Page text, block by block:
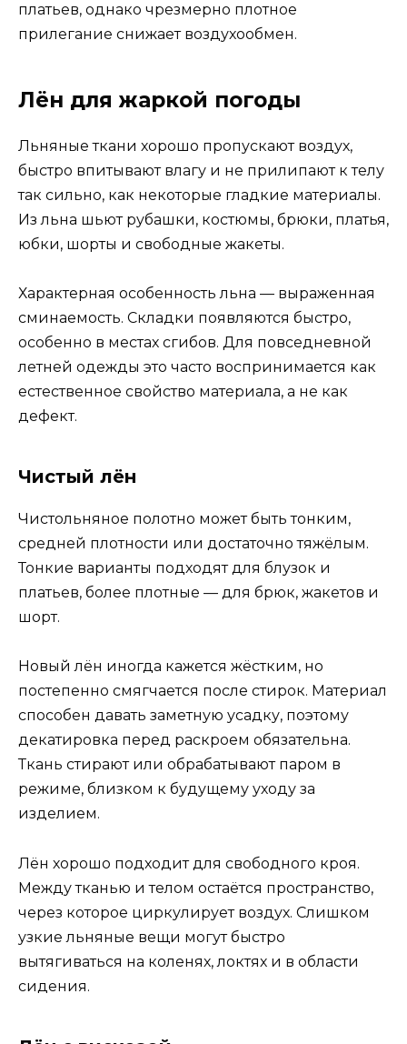
платьев, однако чрезмерно плотное
прилегание снижает воздухообмен.
Лён для жаркой погоды
Льняные ткани хорошо пропускают воздух,
быстро впитывают влагу и не прилипают к телу
так сильно, как некоторые гладкие материалы.
Из льна шьют рубашки, костюмы, брюки, платья,
юбки, шорты и свободные жакеты.
Характерная особенность льна — выраженная
сминаемость. Складки появляются быстро,
особенно в местах сгибов. Для повседневной
летней одежды это часто воспринимается как
естественное свойство материала, а не как
дефект.
Чистый лён
Чистольняное полотно может быть тонким,
средней плотности или достаточно тяжёлым.
Тонкие варианты подходят для блузок и
платьев, более плотные — для брюк, жакетов и
шорт.
Новый лён иногда кажется жёстким, но
постепенно смягчается после стирок. Материал
способен давать заметную усадку, поэтому
декатировка перед раскроем обязательна.
Ткань стирают или обрабатывают паром в
режиме, близком к будущему уходу за
изделием.
Лён хорошо подходит для свободного кроя.
Между тканью и телом остаётся пространство,
через которое циркулирует воздух. Слишком
узкие льняные вещи могут быстро
вытягиваться на коленях, локтях и в области
сидения.